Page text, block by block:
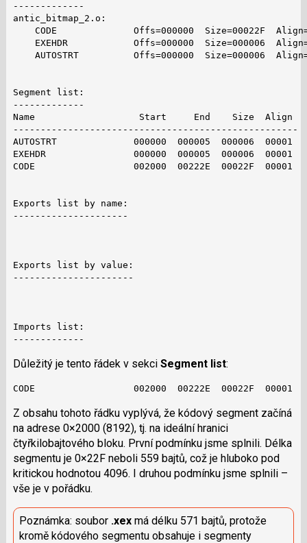
-------------
antic_bitmap_2.o:
CODE              Offs=000000  Size=00022F
EXEHDR            Offs=000000  Size=000006
AUTOSTRT          Offs=000000  Size=000006
Segment list:
-------------
Name                   Start     End    Size  Align
----------------------------------------------------
AUTOSTRT              000000  000005  000006  00001
EXEHDR                000000  000005  000006  00001
CODE                  002000  00222E  00022F  00001
Exports list by name:
---------------------
Exports list by value:
----------------------
Imports list:
-------------
Důležitý je tento řádek v sekci Segment list:
CODE                  002000  00222E  00022F  00001
Z obsahu tohoto řádku vyplývá, že kódový segment začíná
na adrese 0×2000 (8192), tj. na ideální hranici
čtyřkilobajtového bloku. První podmínku jsme splnili. Délka
segmentu je 0×22F neboli 559 bajtů, což je hluboko pod
kritickou hodnotou 4096. I druhou podmínku jsme splnili –
vše je v pořádku.
Poznámka: soubor .xexmá délku 571 bajtů, protože
kromě kódového segmentu obsahuje i segmenty